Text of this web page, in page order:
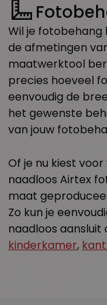
Wil je
de afmetingen
maatwerktool
precies hoeveel
eenvoudig de
het gewenste
van jouw
Of je nu kiest
naadloos Airtex
maat
Zo kun je
naadloos aansluit
kinderkamer,